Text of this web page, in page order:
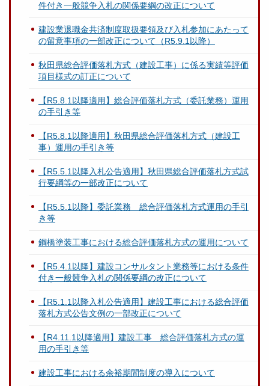
件付き一般競争入札の関係要綱の改正について
建設業退職金共済制度取扱要領及び入札参加にあたって
の留意事項の一部改正について（R5.9.1以降）
秋田県総合評価落札方式（建設工事）に係る実績等評価
項目様式の訂正について
【R5.8.1以降適用】総合評価落札方式（委託業務）運用
の手引き等
【R5.8.1以降適用】秋田県総合評価落札方式（建設工
事）運用の手引き等
【R5.5.1以降入札公告適用】秋田県総合評価落札方式試
行要綱等の一部改正について
【R5.5.1以降】委託業務 総合評価落札方式運用の手引
き等
鋼橋塗装工事における総合評価落札方式の運用について
【R5.4.1以降】建設コンサルタント業務等における条件
付き一般競争入札の関係要綱の改正について
【R5.1.1以降入札公告適用】建設工事における総合評価
落札方式公告文例の一部改正について
【R4.11.1以降適用】建設工事 総合評価落札方式の運
用の手引き等
建設工事における余裕期間制度の導入について